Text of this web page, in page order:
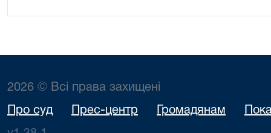
2026 © Всі права захищені
Про суд Прес-центр Громадянам